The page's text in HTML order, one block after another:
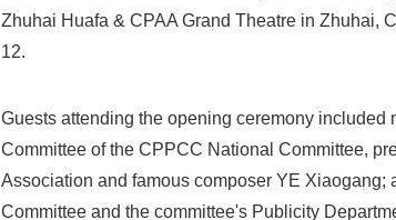
Zhuhai Huafa & CPAA Grand Theatre in Zhuhai,
12.
Guests attending the opening ceremony included
Committee of the CPPCC National Committee,
Association and famous composer YE
Committee and the committee's Publicity